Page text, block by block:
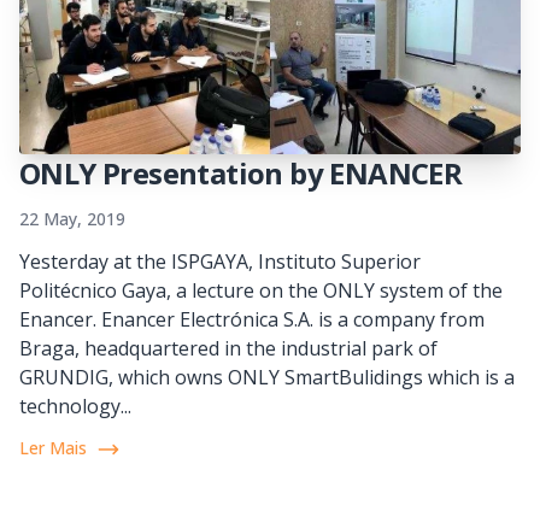
ONLY Presentation by ENANCER
22 May, 2019
Yesterday at the ISPGAYA, Instituto Superior
Politécnico Gaya, a lecture on the ONLY system of the
Enancer. Enancer Electrónica S.A. is a company from
Braga, headquartered in the industrial park of
GRUNDIG, which owns ONLY SmartBulidings which is a
technology...
Ler Mais